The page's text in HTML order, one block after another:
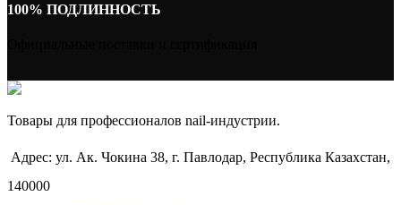
100% ПОДЛИННОСТЬ
Товары для профессионалов nail-индустрии.
Адрес: ул. Ак. Чокина 38, г. Павлодар, Республика Казахстан,
140000